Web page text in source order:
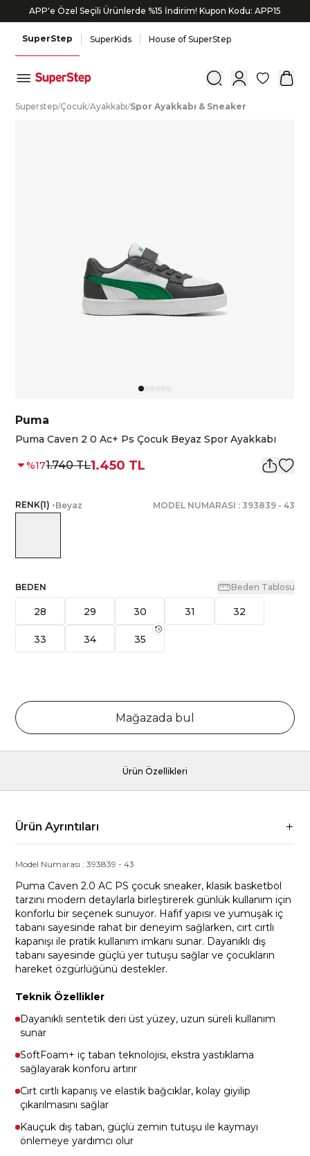
APP'e Özel Seçili Ürünlerde %15 İndirim! Kupon Kodu: APP15
SuperStep SuperKids House of SuperStep
0
Superstep/Çocuk/Ayakkabı/Spor Ayakkabı & Sneaker
Puma
Puma Caven 2 0 Ac+ Ps Çocuk Beyaz Spor Ayakkabı
%171.740 TL1.450 TL
RENK(1) •Beyaz MODEL NUMARASI : 393839- 43
BEDEN Beden Tablosu
28 29 30 31 32
33 34 35
Mağazada bul
Ürün Özellikleri
Ürün Ayrıntıları
Model Numarası :393839 -43
Puma Caven 2.0 AC PS çocuk sneaker, klasik basketbol
tarzını modern detaylarla birleştirerek günlük kullanım için
konforlu bir seçenek sunuyor. Hafif yapısı ve yumuşak iç
tabanı sayesinde rahat bir deneyim sağlarken, cırt cırtlı
kapanışı ile pratik kullanım imkanı sunar. Dayanıklı dış
tabanı sayesinde güçlü yer tutuşu sağlar ve çocukların
hareket özgürlüğünü destekler.
Teknik Özellikler
Dayanıklı sentetik deri üst yüzey, uzun süreli kullanım
sunar
SoftFoam+ iç taban teknolojisi, ekstra yastıklama
sağlayarak konforu artırır
Cırt cırtlı kapanış ve elastik bağcıklar, kolay giyilip
çıkarılmasını sağlar
Kauçuk dış taban, güçlü zemin tutuşu ile kaymayı
önlemeye yardımcı olur